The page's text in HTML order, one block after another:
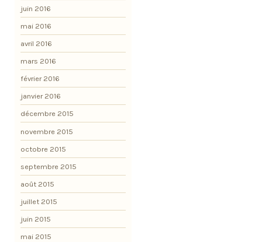
juin 2016
mai 2016
avril 2016
mars 2016
février 2016
janvier 2016
décembre 2015
novembre 2015
octobre 2015
septembre 2015
août 2015
juillet 2015
juin 2015
mai 2015